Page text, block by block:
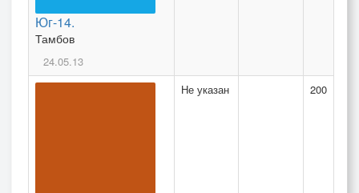
Юг-14.
Тамбов
24.05.13
Не указан 200